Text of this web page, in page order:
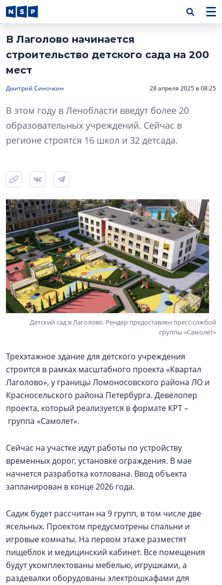
В Лаголово начинается
строительство детского сада на 200
мест
Дмитрий Синочкин 28 апреля 2025 в 08:25
В этом году в Ленобласти введут более 20
образовательных учреждений. Сейчас в
регионе строятся 16 школ и 32 детсада.
Детский сад в Лаголово. Рендер предоставлен пресс-слжбой
группы «Самолет»
Трехэтажное здание для детского учреждения
строится в рамках масштабного проекта «Квартал
Лаголово», у границы Ломоносовского района ЛО и
Красносельского района Петербурга. Девелопер
проекта, который реализуется в формате КРТ –
группа «Самолет».
Сейчас на участке идут работы по устройству
временных дорог, установке ограждения. В мае
начнется разработка котлована. Ввод объекта
запланирован в конце 2026 года.
Садик будет рассчитан на 9 групп, в том числе две
ясельных. Проектом предусмотрены спальни и
игровые комнаты. На первом этаже разместят
пищеблок и медицинский кабинет. Все помещения
будут укомплектованы мебелью, игрушками, а
раздевалки оборудованы электрошкафами для